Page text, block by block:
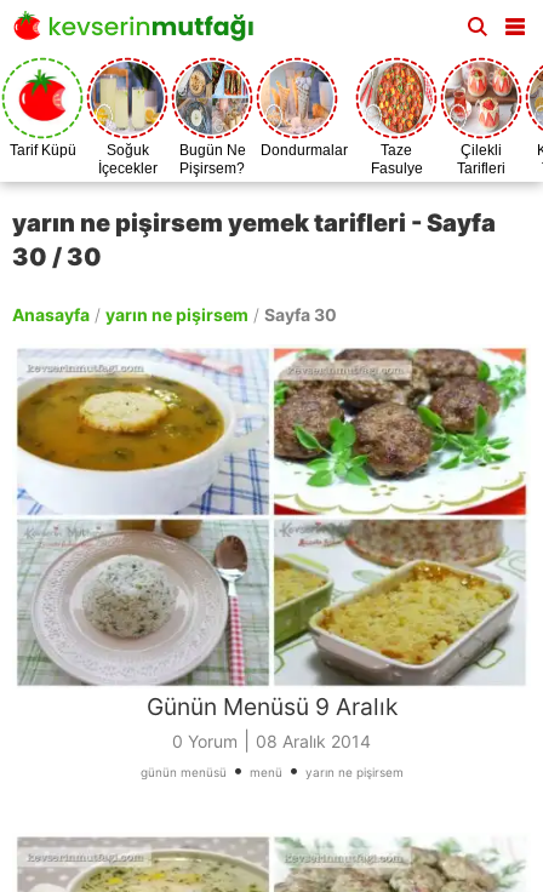
Tarif Küpü
Soğuk
İçecekler
Bugün Ne
Pişirsem?
Dondurmalar
Taze
Fasulye
Zamanı
Çilekli
Tarifleri
yarın ne pişirsem yemek tarifleri - Sayfa
30 / 30
Anasayfa / yarın ne pişirsem / Sayfa 30
Günün Menüsü 9 Aralık
0 Yorum 08 Aralık 2014
günün menüsü • menü • yarın ne pişirsem